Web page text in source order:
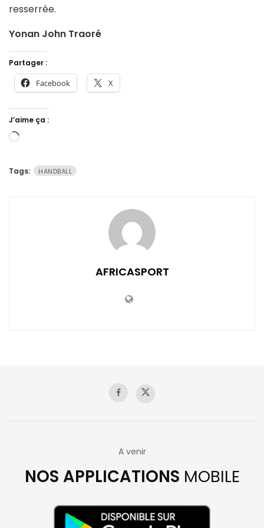
resserrée.
Yonan John Traoré
Partager :
Facebook X
J’aime ça :
Chargement…
Tags: HANDBALL
AFRICASPORT
A venir
NOS APPLICATIONS MOBILE